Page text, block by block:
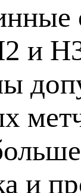
и
и